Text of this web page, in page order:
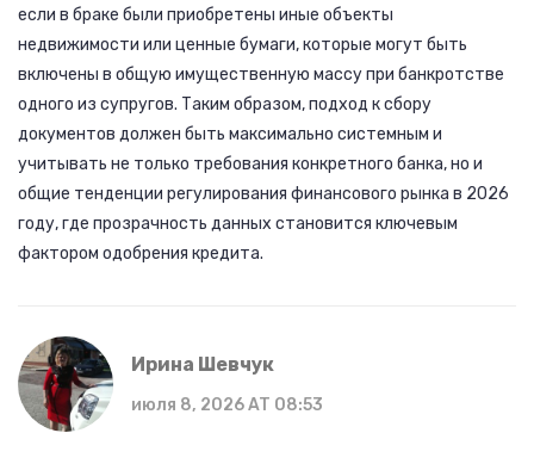
если в браке были приобретены иные объекты
недвижимости или ценные бумаги, которые могут быть
включены в общую имущественную массу при банкротстве
одного из супругов. Таким образом, подход к сбору
документов должен быть максимально системным и
учитывать не только требования конкретного банка, но и
общие тенденции регулирования финансового рынка в 2026
году, где прозрачность данных становится ключевым
фактором одобрения кредита.
Ирина Шевчук
июля 8, 2026 AT 08:53